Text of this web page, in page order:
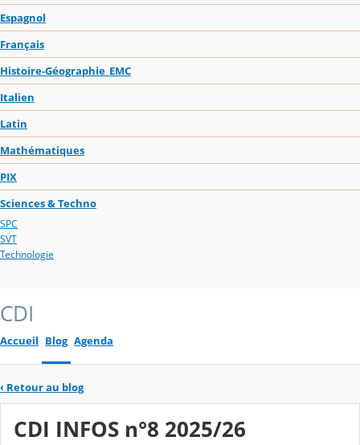
Espagnol
Français
Histoire-Géographie_EMC
Italien
Latin
Mathématiques
PIX
Sciences & Techno
SPC
SVT
Technologie
CDI
Accueil Blog Agenda
‹ Retour au blog
CDI INFOS n°8 2025/26